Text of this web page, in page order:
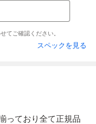
てご確認ください。
スペックを見る
っており全て正規品